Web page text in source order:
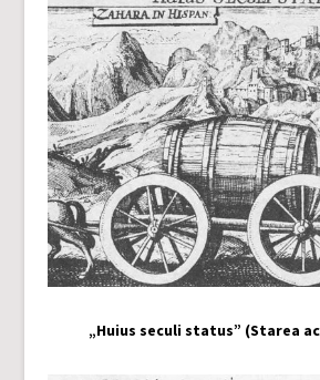
„Huius seculi status” (Starea